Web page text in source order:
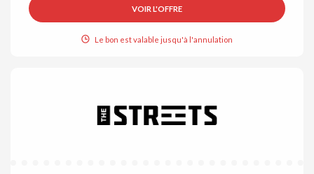
VOIR L'OFFRE
Le bon est valable jusqu'à l'annulation